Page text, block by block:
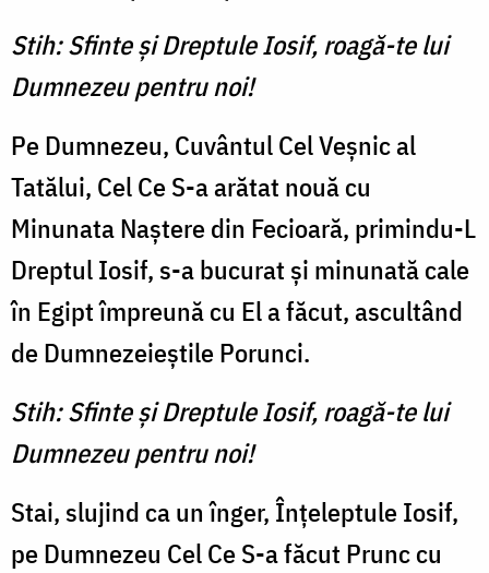
Stih: Sfinte şi Dreptule Iosif, roagă-te lui
Dumnezeu pentru noi!
Pe Dumnezeu, Cuvântul Cel Veşnic al
Tatălui, Cel Ce S-a arătat nouă cu
Minunata Naştere din Fecioară, primindu-L
Dreptul Iosif, s-a bucurat şi minu­nată cale
în Egipt împreună cu El a făcut, ascultând
de Dumnezeieştile Porunci.
Stih: Sfinte şi Dreptule Iosif, roagă-te lui
Dumnezeu pentru noi!
Stai, slujind ca un înger, Înţeleptule Iosif,
pe Dumnezeu Cel Ce S-a făcut Prunc cu